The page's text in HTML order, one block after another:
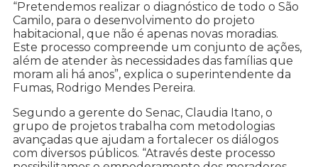
“Pretendemos realizar o diagnóstico de todo o São
Camilo, para o desenvolvimento do projeto
habitacional, que não é apenas novas moradias.
Este processo compreende um conjunto de ações,
além de atender às necessidades das famílias que
moram ali há anos”, explica o superintendente da
Fumas, Rodrigo Mendes Pereira.
Segundo a gerente do Senac, Claudia Itano, o
grupo de projetos trabalha com metodologias
avançadas que ajudam a fortalecer os diálogos
com diversos públicos. “Através deste processo